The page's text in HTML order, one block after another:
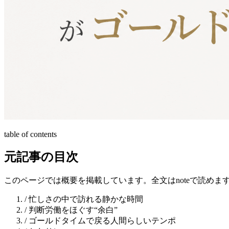
table of contents
元記事の目次
このページでは概要を掲載しています。全文はnoteで読めま
/忙しさの中で訪れる静かな時間
/判断労働をほぐす“余白”
/ゴールドタイムで戻る人間らしいテンポ